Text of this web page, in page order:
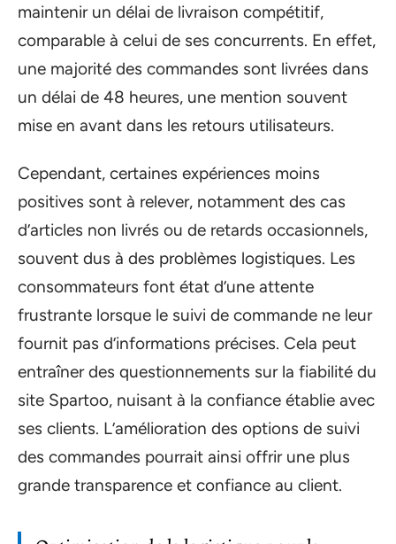
maintenir un délai de livraison compétitif,
comparable à celui de ses concurrents. En effet,
une majorité des commandes sont livrées dans
un délai de 48 heures, une mention souvent
mise en avant dans les retours utilisateurs.
Cependant, certaines expériences moins
positives sont à relever, notamment des cas
d’articles non livrés ou de retards occasionnels,
souvent dus à des problèmes logistiques. Les
consommateurs font état d’une attente
frustrante lorsque le suivi de commande ne leur
fournit pas d’informations précises. Cela peut
entraîner des questionnements sur la fiabilité du
site Spartoo, nuisant à la confiance établie avec
ses clients. L’amélioration des options de suivi
des commandes pourrait ainsi offrir une plus
grande transparence et confiance au client.